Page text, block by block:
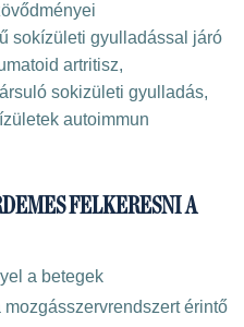
sokízületi gyulladással járó
artritisz,
sokizületi gyulladás,
autoimmun
FELKERESNI A
a betegek
érintő